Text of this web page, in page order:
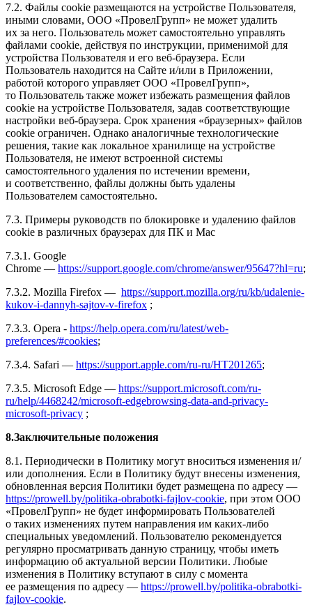
7.2. Файлы cookie размещаются на устройстве Пользователя,
иными словами, ООО «ПровелГрупп» не может удалить
их за него. Пользователь может самостоятельно управлять
файлами cookie, действуя по инструкции, применимой для
устройства Пользователя и его веб-браузера. Если
Пользователь находится на Сайте и/или в Приложении,
работой которого управляет ООО «ПровелГрупп»,
то Пользователь также может избежать размещения файлов
cookie на устройстве Пользователя, задав соответствующие
настройки веб-браузера. Срок хранения «браузерных» файлов
cookie ограничен. Однако аналогичные технологические
решения, такие как локальное хранилище на устройстве
Пользователя, не имеют встроенной системы
самостоятельного удаления по истечении времени,
и соответственно, файлы должны быть удалены
Пользователем самостоятельно.
7.3. Примеры руководств по блокировке и удалению файлов
cookie в различных браузерах для ПК и Mac
7.3.1. Google
Chrome — https://support.google.com/chrome/answer/95647?hl=ru;
7.3.2. Mozilla Firefox — https://support.mozilla.org/ru/kb/udalenie-
kukov-i-dannyh-sajtov-v-firefox ;
7.3.3. Opera - https://help.opera.com/ru/latest/web-
preferences/#cookies;
7.3.4. Safari — https://support.apple.com/ru-ru/HT201265;
7.3.5. Microsoft Edge — https://support.microsoft.com/ru-
ru/help/4468242/microsoft-edgebrowsing-data-and-privacy-
microsoft-privacy ;
8.Заключительные положения
8.1. Периодически в Политику могут вноситься изменения и/
или дополнения. Если в Политику будут внесены изменения,
обновленная версия Политики будет размещена по адресу —
https://prowell.by/politika-obrabotki-fajlov-cookie, при этом ООО
«ПровелГрупп» не будет информировать Пользователей
о таких изменениях путем направления им каких-либо
специальных уведомлений. Пользователю рекомендуется
регулярно просматривать данную страницу, чтобы иметь
информацию об актуальной версии Политики. Любые
изменения в Политику вступают в силу с момента
ее размещения по адресу — https://prowell.by/politika-obrabotki-
fajlov-cookie.